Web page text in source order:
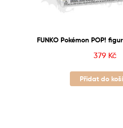
FUNKO Pokémon POP!
379 Kč
Přidat do